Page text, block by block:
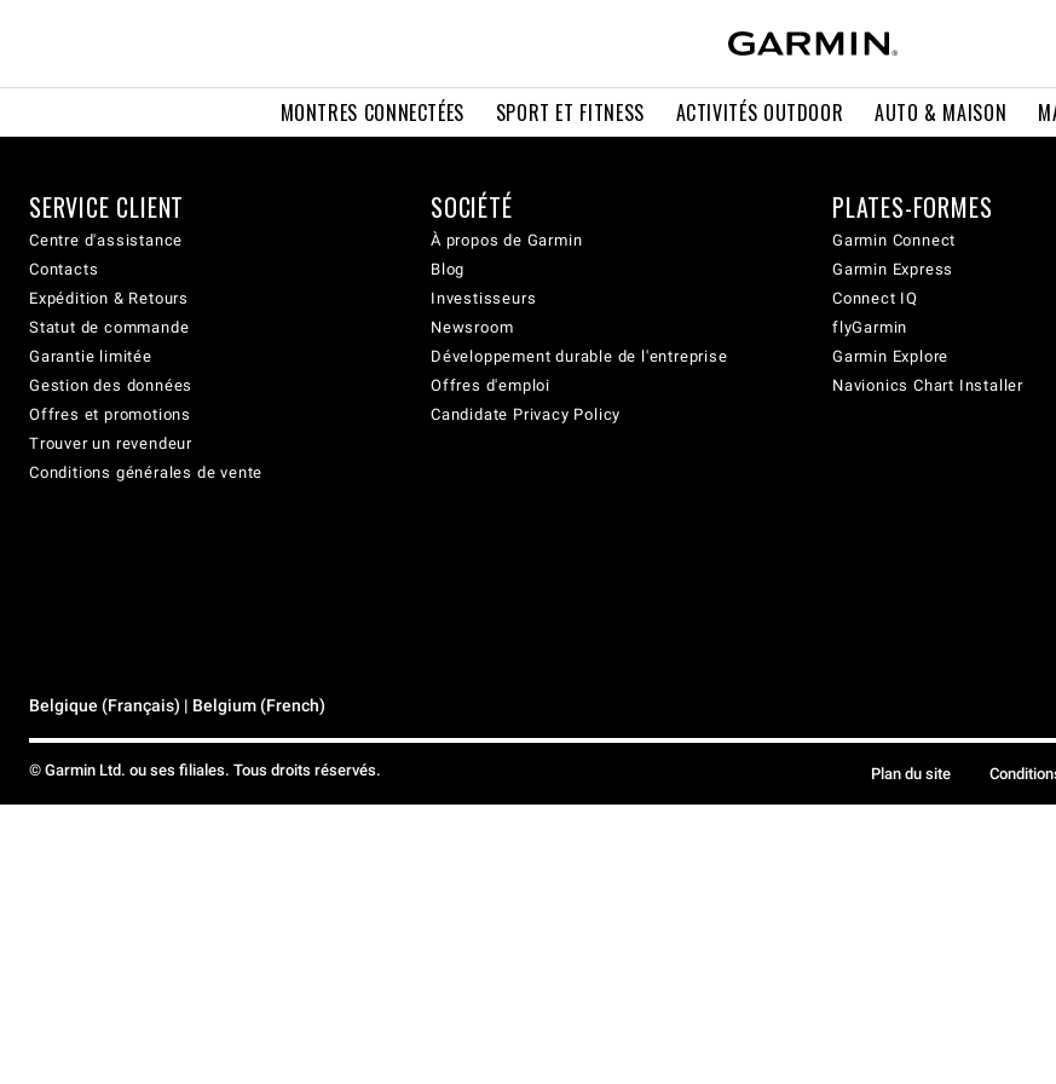
MONTRES CONNECTÉES SPORT ET FITNESS ACTIVITÉS OUTDOOR AUTO & MAISON
SERVICE CLIENT
Centre d'assistance
Contacts
Expédition & Retours
Statut de commande
Garantie limitée
Gestion des données
Offres et promotions
Trouver un revendeur
Conditions générales de vente
SOCIÉTÉ
À propos de Garmin
Blog
Investisseurs
Newsroom
Développement durable de l'entreprise
Offres d'emploi
Candidate Privacy Policy
PLATES-FORMES
Garmin Connect
Garmin Express
Connect IQ
flyGarmin
Garmin Explore
Navionics Chart Installer
Belgique (Français) | Belgium (French)
© Garmin Ltd. ou ses filiales. Tous droits réservés. Plan du site